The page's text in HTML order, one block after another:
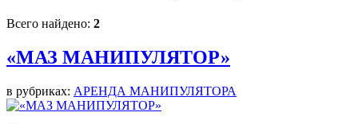
Всего найдено: 2
«МАЗ МАНИПУЛЯТОР»
в рубриках: АРЕНДА МАНИПУЛЯТОРА